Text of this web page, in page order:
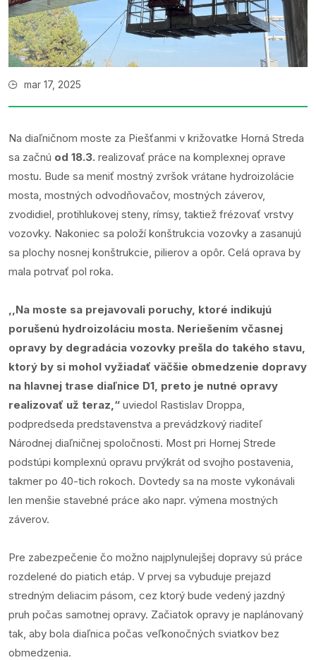
mar 17, 2025
Na diaľničnom moste za Piešťanmi v križovatke Horná Streda
sa začnú od 18.3. realizovať práce na komplexnej oprave
mostu. Bude sa meniť mostný zvršok vrátane hydroizolácie
mosta, mostných odvodňovačov, mostných záverov,
zvodidiel, protihlukovej steny, rímsy, taktiež frézovať vrstvy
vozovky. Nakoniec sa položí konštrukcia vozovky a zasanujú
sa plochy nosnej konštrukcie, pilierov a opôr. Celá oprava by
mala potrvať pol roka.
,,Na moste sa prejavovali poruchy, ktoré indikujú
porušenú hydroizoláciu mosta. Neriešením včasnej
opravy by degradácia vozovky prešla do takého stavu,
ktorý by si mohol vyžiadať väčšie obmedzenie dopravy
na hlavnej trase diaľnice D1, preto je nutné opravy
realizovať už teraz,“ uviedol Rastislav Droppa,
podpredseda predstavenstva a prevádzkový riaditeľ
Národnej diaľničnej spoločnosti. Most pri Hornej Strede
podstúpi komplexnú opravu prvýkrát od svojho postavenia,
takmer po 40-tich rokoch. Dovtedy sa na moste vykonávali
len menšie stavebné práce ako napr. výmena mostných
záverov.
Pre zabezpečenie čo možno najplynulejšej dopravy sú práce
rozdelené do piatich etáp. V prvej sa vybuduje prejazd
stredným deliacim pásom, cez ktorý bude vedený jazdný
pruh počas samotnej opravy. Začiatok opravy je naplánovaný
tak, aby bola diaľnica počas veľkonočných sviatkov bez
obmedzenia.